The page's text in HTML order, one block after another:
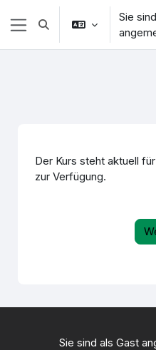
Zum Hauptinhalt
Website-Übersicht
Sucheingabe
Sie
Der Kurs steht aktuell
zur Verfügung.
Sie sind als Gast